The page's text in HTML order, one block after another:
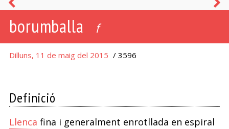
borumballa f
Dilluns, 11 de maig del 2015 / 3596
Definició
Llenca fina i generalment enrotllada en espiral